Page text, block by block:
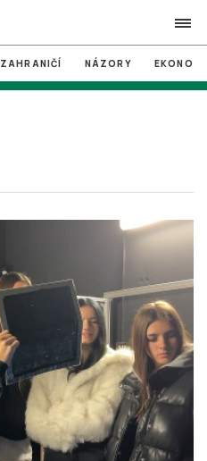
search
ZAHRANIČÍ NÁZORY